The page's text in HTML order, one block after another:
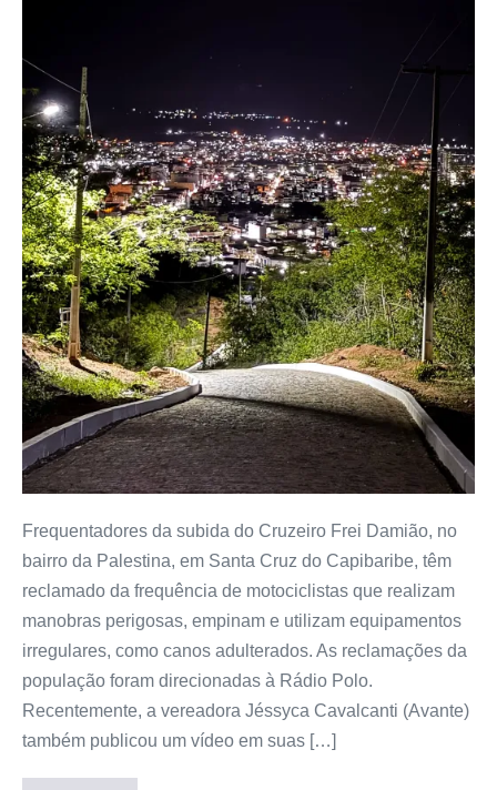
Frequentadores da subida do Cruzeiro Frei Damião, no
bairro da Palestina, em Santa Cruz do Capibaribe, têm
reclamado da frequência de motociclistas que realizam
manobras perigosas, empinam e utilizam equipamentos
irregulares, como canos adulterados. As reclamações da
população foram direcionadas à Rádio Polo.
Recentemente, a vereadora Jéssyca Cavalcanti (Avante)
também publicou um vídeo em suas […]